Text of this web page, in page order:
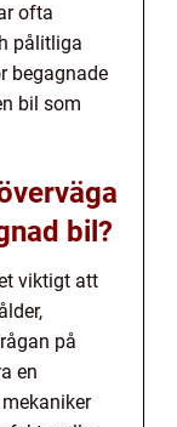
ofta
pålitliga
begagnade
bil som
bil?
viktigt att
på
en